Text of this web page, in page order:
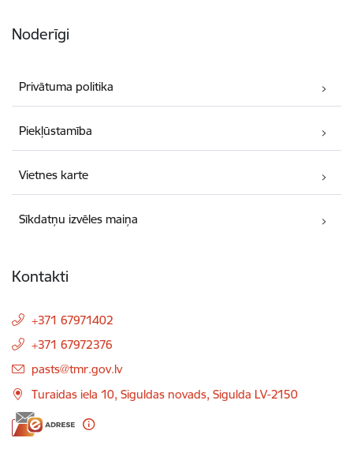
Noderīgi
Privātuma politika
Piekļūstamība
Vietnes karte
Sīkdatņu izvēles maiņa
Kontakti
+371 67971402
+371 67972376
E-pasts:
pasts@tmr.gov.lv
Turaidas iela 10, Siguldas novads, Sigulda LV-2150